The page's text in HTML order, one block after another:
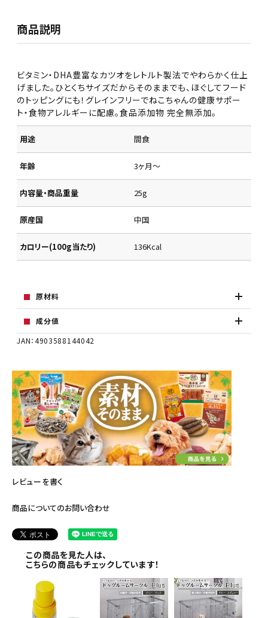
商品説明
ビタミン・DHA豊富なカツオをレトルト製法でやわらかく仕上
げました。ひとくちサイズだからそのままでも、ほぐしてフード
のトッピングにも！グレインフリーでねこちゃんの健康サポー
ト・食物アレルギーに配慮。食品添加物 完全無添加。
用途 間食
年齢 3ヶ月～
内容量・商品重量 25g
原産国 中国
カロリー(100g当たり) 136Kcal
原材料
成分値
JAN：4903588144042
レビューを書く
商品についてのお問い合わせ
この商品を見た人は、
こちらの商品もチェックしています！